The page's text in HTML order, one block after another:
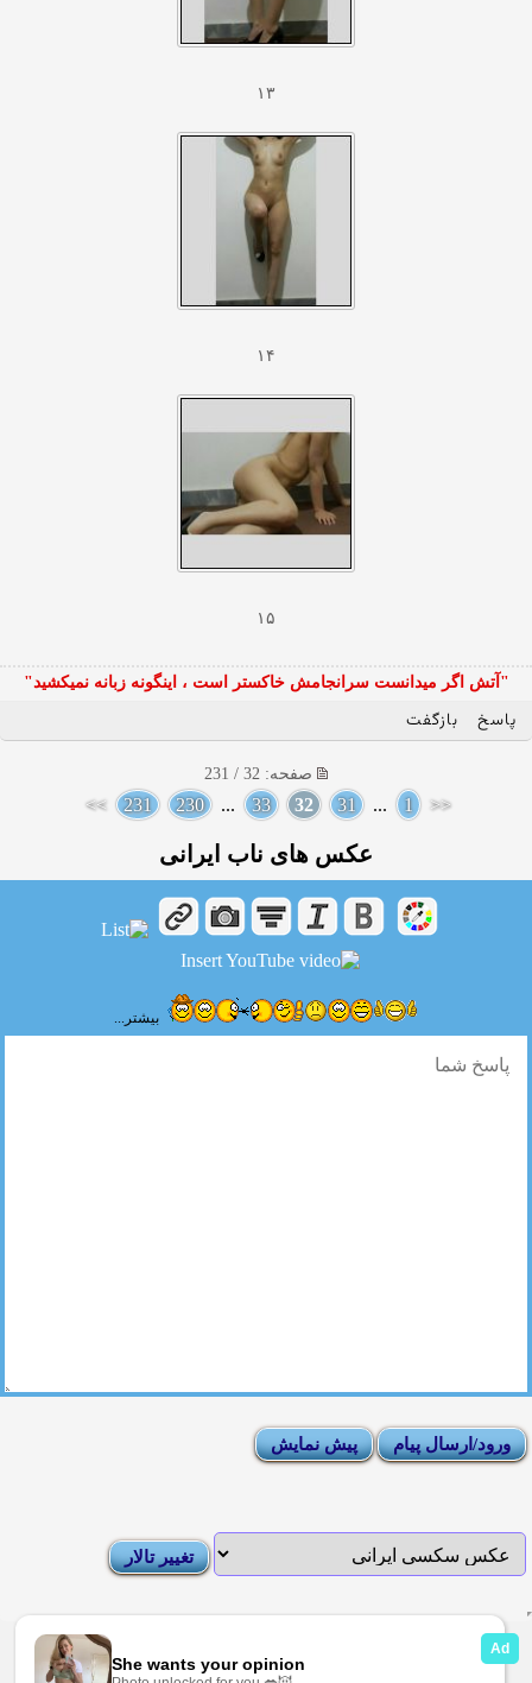
۱۳
۱۴
۱۵
"آتش اگر ميدانست سرانجامش خاكستر است ، اينگونه زبانه نميكشيد"
پاسخ بازگفت
صفحه: 32 / 231
<<
1
...
31
32
33
...
230
231
>>
عکس های ناب ایرانی
بیشتر...
Rules Moderator List
Sexy Pictures Archive | Adult Forums